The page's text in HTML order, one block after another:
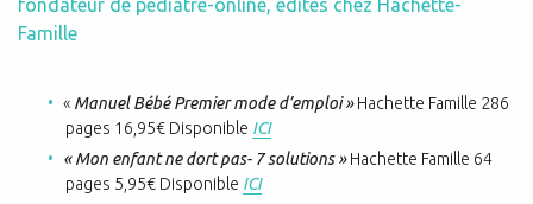
fondateur de pediatre-online, édités chez Hachette-
Famille
« Manuel Bébé Premier mode d’emploi »Hachette Famille 286
pages 16,95€ Disponible ICI
« Mon enfant ne dort pas- 7 solutions »Hachette Famille 64
pages 5,95€ Disponible ICI